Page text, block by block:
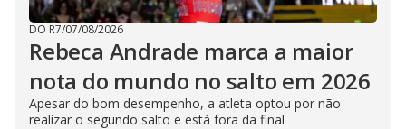
DO R7/07/08/2026
Rebeca Andrade marca a maior
nota do mundo no salto em 2026
Apesar do bom desempenho, a atleta optou por não
realizar o segundo salto e está fora da final